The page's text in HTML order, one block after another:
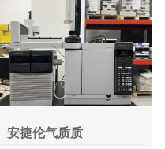
安捷伦气质质